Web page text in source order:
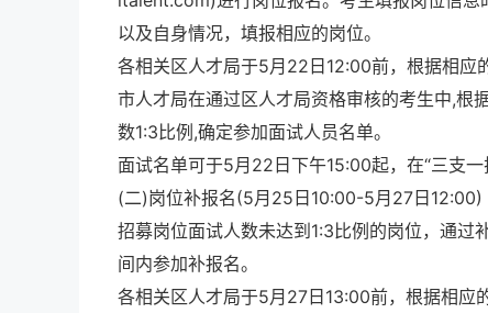
以及自身情况，填报相应的岗位。
各相关区人才局于5月22日12:00前，根据相应
市人才局在通过区人才局资格审核的考生中,根
数1:3比例,确定参加面试人员名单。
面试名单可于5月22日下午15:00起，在“三支一
(二)岗位补报名(5月25日10:00-5月27日12:00)
招募岗位面试人数未达到1:3比例的岗位，通过
间内参加补报名。
各相关区人才局于5月27日13:00前，根据相应